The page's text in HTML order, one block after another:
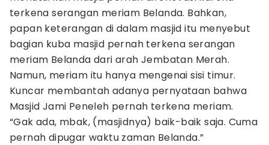
terkena serangan meriam Belanda. Bahkan,
papan keterangan di dalam masjid itu menyebut
bagian kuba masjid pernah terkena serangan
meriam Belanda dari arah Jembatan Merah.
Namun, meriam itu hanya mengenai sisi timur.
Kuncar membantah adanya pernyataan bahwa
Masjid Jami Peneleh pernah terkena meriam.
“Gak ada, mbak, (masjidnya) baik-baik saja. Cuma
pernah dipugar waktu zaman Belanda.”